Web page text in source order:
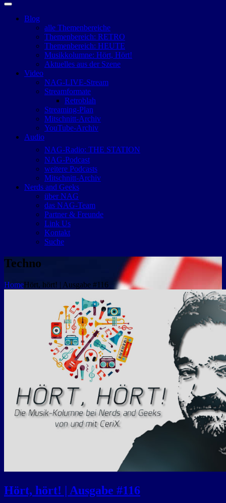
Blog
alle Themenbereiche
Themenbereich: RETRO
Themenbereich: HEUTE
Musikkolumne: Hört, Hört!
Aktuelles aus der Szene
Video
NAG-LIVE-Stream
Streamformate
Retroblah
Streaming-Plan
Mitschnitt-Archiv
YouTube-Archiv
Audio
NAG-Radio: THE STATION
NAG-Podcast
weitere Podcasts
Mitschnitt-Archiv
Nerds and Geeks
über NAG
das NAG-Team
Partner & Freunde
Link Us
Kontakt
Suche
Techno
HomeHört, hört! | Ausgabe #116
Hört, hört! | Ausgabe #116